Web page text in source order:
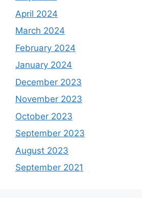
April 2024
March 2024
February 2024
January 2024
December 2023
November 2023
October 2023
September 2023
August 2023
September 2021